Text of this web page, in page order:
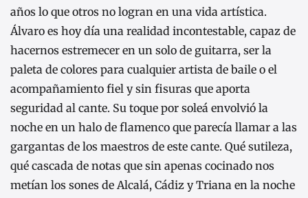
años lo que otros no logran en una vida artística.
Álvaro es hoy día una realidad incontestable, capaz de
hacernos estremecer en un solo de guitarra, ser la
paleta de colores para cualquier artista de baile o el
acompañamiento fiel y sin fisuras que aporta
seguridad al cante. Su toque por soleá envolvió la
noche en un halo de flamenco que parecía llamar a las
gargantas de los maestros de este cante. Qué sutileza,
qué cascada de notas que sin apenas cocinado nos
metían los sones de Alcalá, Cádiz y Triana en la noche